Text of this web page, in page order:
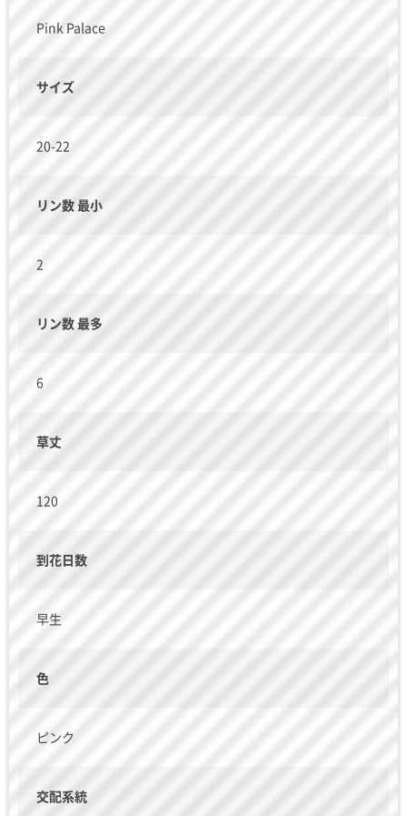
Pink Palace
サイズ
20-22
リン数 最小
2
リン数 最多
6
草丈
120
到花日数
早生
色
ピンク
交配系統